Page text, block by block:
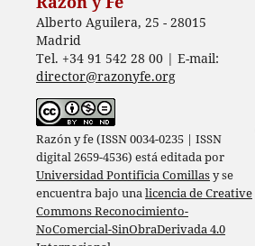
Alberto Aguilera, 25 - 28015
Madrid
Tel. +34 91 542 28 00 | E-mail:
director@razonyfe.org
Razón y fe (ISSN 0034-0235 | ISSN
digital 2659-4536) está editada por
Universidad Pontificia Comillasy se
encuentra bajo unalicencia de Creative
Commons Reconocimiento-
NoComercial-SinObraDerivada 4.0